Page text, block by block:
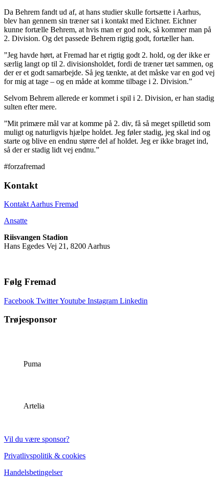
Da Behrem fandt ud af, at hans studier skulle fortsætte i Aarhus,
blev han gennem sin træner sat i kontakt med Eichner. Eichner
kunne fortælle Behrem, at hvis man er god nok, så kommer man på
2. Division. Og det passede Behrem rigtig godt, fortæller han.
”Jeg havde hørt, at Fremad har et rigtig godt 2. hold, og der ikke er
særlig langt op til 2. divisionsholdet, fordi de træner tæt sammen, og
der er et godt samarbejde. Så jeg tænkte, at det måske var en god vej
for mig at tage – og en måde at komme tilbage i 2. Division.”
Selvom Behrem allerede er kommet i spil i 2. Division, er han stadig
sulten efter mere.
”Mit primære mål var at komme på 2. div, få så meget spilletid som
muligt og naturligvis hjælpe holdet. Jeg føler stadig, jeg skal ind og
starte og blive en endnu større del af holdet. Jeg er ikke braget ind,
så der er stadig lidt vej endnu.”
#forzafremad
Kontakt
Kontakt Aarhus Fremad
Ansatte
Riisvangen Stadion
Hans Egedes Vej 21, 8200 Aarhus
Følg Fremad
Facebook TwitterYoutube Instagram Linkedin
Trøjesponsor
Puma
Artelia
Vil du være sponsor?
Privatlivspolitik & cookies
Handelsbetingelser